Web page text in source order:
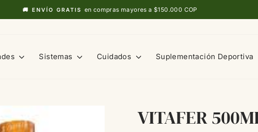
🚚 ENVÍO GRATIS en compras mayores a $150.000 COP
Sistemas Cuidados Suplementación Deportiva
VITAFER